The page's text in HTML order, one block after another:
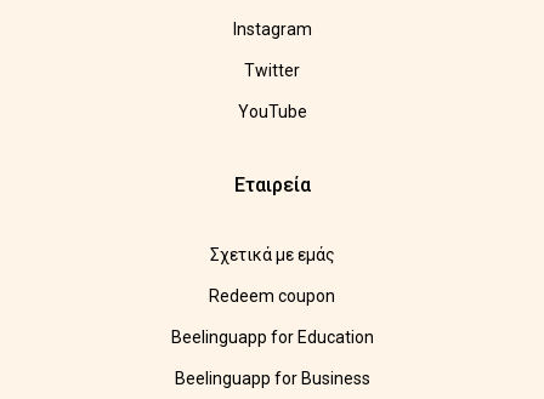
Instagram
Twitter
YouTube
Εταιρεία
Σχετικά με εμάς
Redeem coupon
Beelinguapp for Education
Beelinguapp for Business